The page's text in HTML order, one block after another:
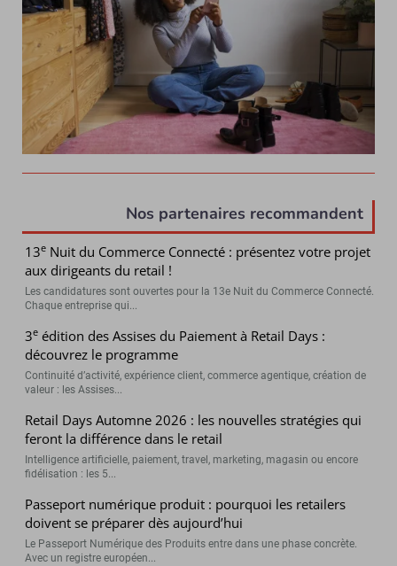
Nos partenaires recommandent
13e Nuit du Commerce Connecté : présentez votre projet
aux dirigeants du retail !
Les candidatures sont ouvertes pour la 13e Nuit du Commerce Connecté.
Chaque entreprise qui...
3e édition des Assises du Paiement à Retail Days :
découvrez le programme
Continuité d’activité, expérience client, commerce agentique, création de
valeur : les Assises...
Retail Days Automne 2026 : les nouvelles stratégies qui
feront la différence dans le retail
Intelligence artificielle, paiement, travel, marketing, magasin ou encore
fidélisation : les 5...
Passeport numérique produit : pourquoi les retailers
doivent se préparer dès aujourd’hui
Le Passeport Numérique des Produits entre dans une phase concrète.
Avec un registre européen...